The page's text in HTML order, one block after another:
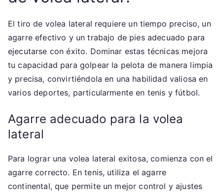
El tiro de volea lateral requiere un tiempo preciso, un
agarre efectivo y un trabajo de pies adecuado para
ejecutarse con éxito. Dominar estas técnicas mejora
tu capacidad para golpear la pelota de manera limpia
y precisa, convirtiéndola en una habilidad valiosa en
varios deportes, particularmente en tenis y fútbol.
Agarre adecuado para la volea
lateral
Para lograr una volea lateral exitosa, comienza con el
agarre correcto. En tenis, utiliza el agarre
continental, que permite un mejor control y ajustes